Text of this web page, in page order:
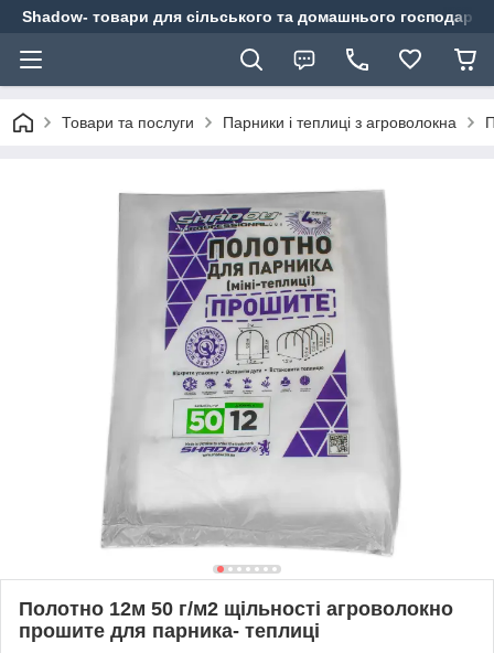
Shadow- товари для сільського та домашнього
Товари та послуги Парники і теплиці з агроволокна
Полотно 12м 50 г/м2 щільності агроволокно
прошите для парника- теплиці